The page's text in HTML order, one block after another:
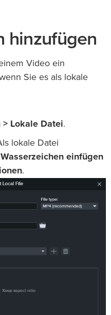
hinzufügen
Video ein
Sie es als lokale
> Lokale Datei.
lokale Datei
Wasserzeichen einfügen
.